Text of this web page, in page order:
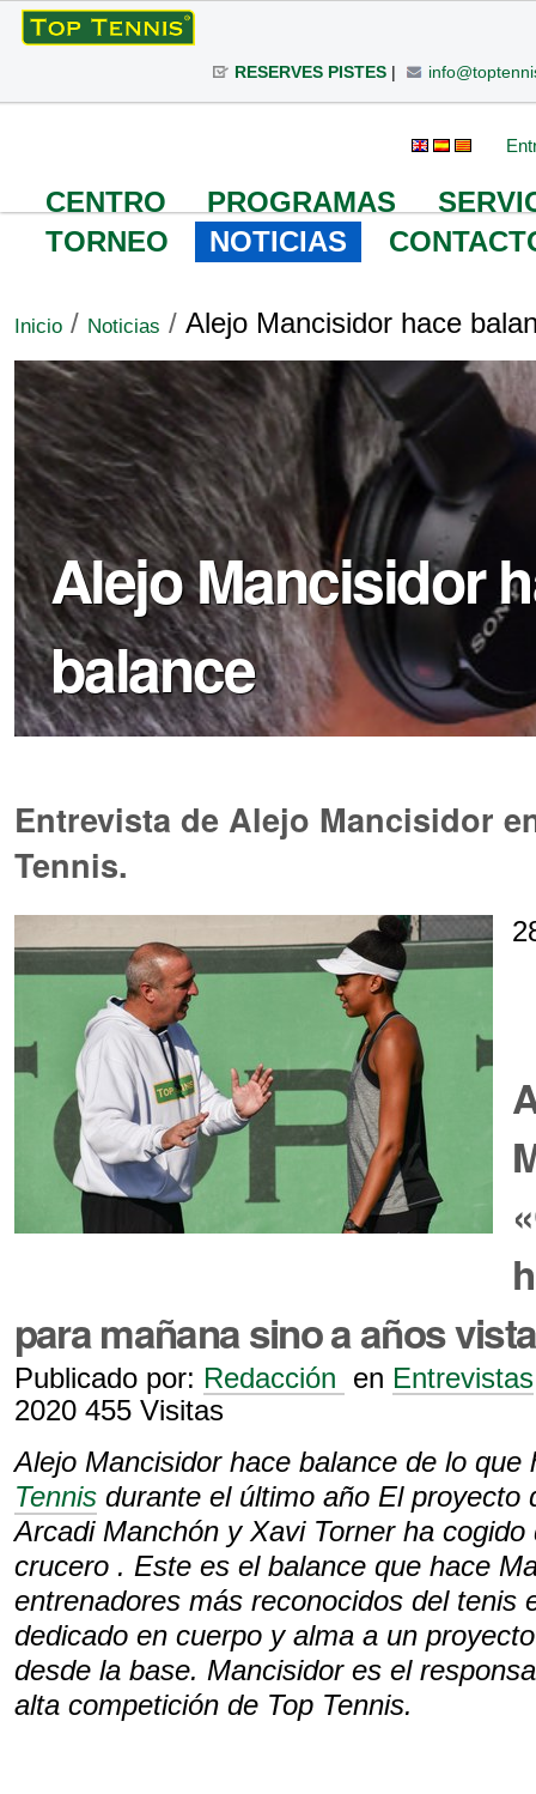
Cambiar
|
RESERVES PISTES|
CENTRO PROGRAMAS
TORNEO
NOTICIAS
Inicio / Noticias / Alejo Mancisidor hace
Alejo Mancisidor
balance
Entrevista de Alejo Mancisidor
Tennis.
para mañana sino a años
Publicado por: Redacción en Entrevistas
2020 455 Visitas
Alejo Mancisidor hace balance de lo
Tennisdurante el último año El proyecto
Arcadi Manchón y Xavi Torner ha cogido
crucero . Este es el balance que hace
entrenadores más reconocidos del tenis
dedicado en cuerpo y alma a un
desde la base. Mancisidor es el
alta competición de Top Tennis.